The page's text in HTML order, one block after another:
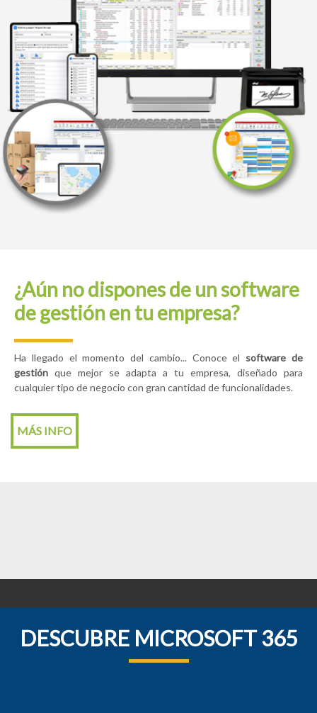
¿Aún no dispones de un software
de gestión en tu empresa?
Ha llegado el momento del cambio... Conoce el software de
gestión que mejor se adapta a tu empresa, diseñado para
cualquier tipo de negocio con gran cantidad de funcionalidades.
MÁS INFO
DESCUBRE MICROSOFT 365